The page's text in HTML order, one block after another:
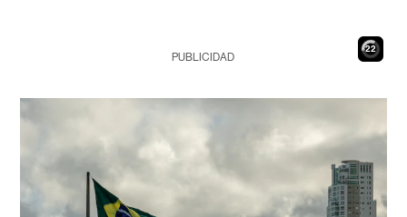
21
PUBLICIDAD